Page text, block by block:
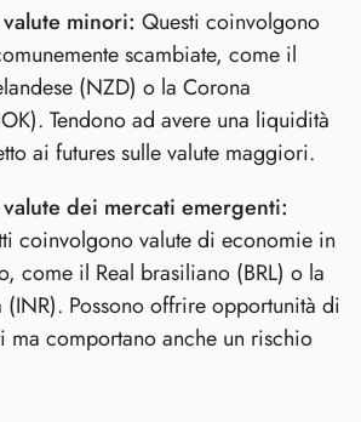
minori: Questi coinvolgono
scambiate, come il
(NZD) o la Corona
Tendono ad avere una liquidità
ai futures sulle valute maggiori.
dei mercati emergenti:
coinvolgono valute di economie in
come il Real brasiliano (BRL) o la
(INR). Possono offrire opportunità di
ma comportano anche un rischio